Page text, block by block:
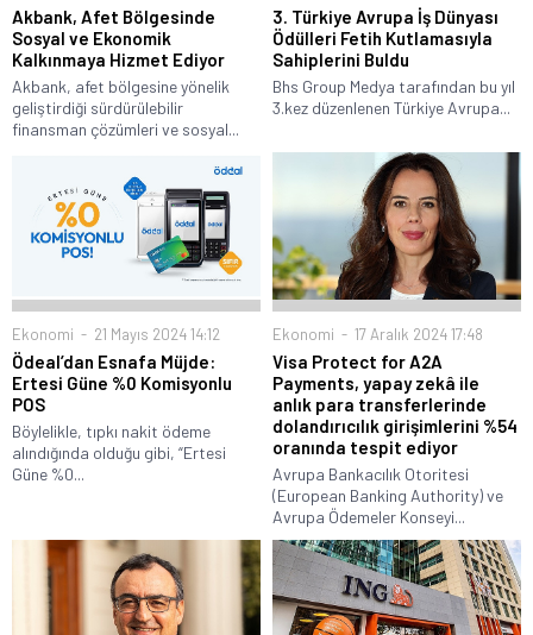
Akbank, Afet Bölgesinde
Sosyal ve Ekonomik
Kalkınmaya Hizmet Ediyor
Akbank, afet bölgesine yönelik
geliştirdiği sürdürülebilir
finansman çözümleri ve sosyal...
3. Türkiye Avrupa İş Dünyası
Ödülleri Fetih Kutlamasıyla
Sahiplerini Buldu
Bhs Group Medya tarafından bu yıl
3.kez düzenlenen Türkiye Avrupa...
Ekonomi 21 Mayıs 2024 14:12
Ödeal’dan Esnafa Müjde:
Ertesi Güne %0 Komisyonlu
POS
Böylelikle, tıpkı nakit ödeme
alındığında olduğu gibi, “Ertesi
Güne %0...
Ekonomi 17 Aralık 2024 17:48
Visa Protect for A2A
Payments, yapay zekâ ile
anlık para transferlerinde
dolandırıcılık girişimlerini %54
oranında tespit ediyor
Avrupa Bankacılık Otoritesi
(European Banking Authority) ve
Avrupa Ödemeler Konseyi...